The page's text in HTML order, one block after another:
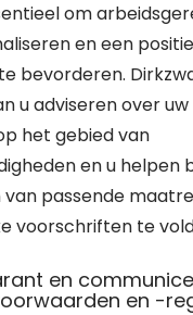
om
en een
bevorderen.
u adviseren over uw
het gebied van
en u helpen
passende
voorschriften te
en
en -